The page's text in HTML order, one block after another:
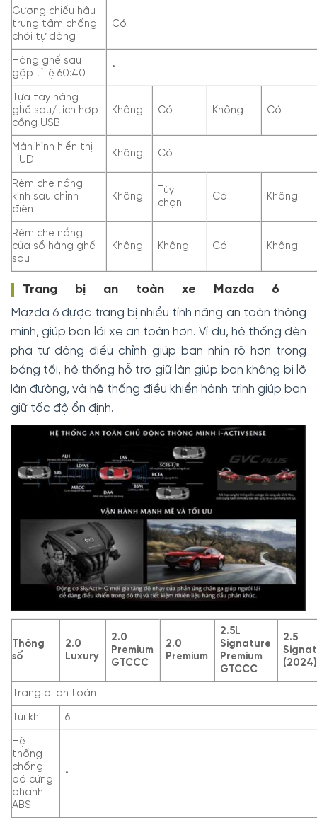
Gương chiếu hậu
trung tâm chống
chói tự động
Có
Hàng ghế sau
gập tỉ lệ 60:40
•
Tựa tay hàng
ghế sau/tích hợp
cổng USB
Không Có Không Có
Màn hình hiển thị
HUD
Không Có
Rèm che nắng
kính sau chỉnh
điện
Không
Tùy
chọn
Có Không
Rèm che nắng
cửa sổ hàng ghế
sau
Không Không Có Không
Trang bị an toàn xe Mazda 6
Mazda 6 được trang bị nhiều tính năng an toàn thông
minh, giúp bạn lái xe an toàn hơn. Ví dụ, hệ thống đèn
pha tự động điều chỉnh giúp bạn nhìn rõ hơn trong
bóng tối, hệ thống hỗ trợ giữ làn giúp bạn không bị lỡ
làn đường, và hệ thống điều khiển hành trình giúp bạn
giữ tốc độ ổn định.
Thông
số
2.0
Luxury
2.0
Premium
GTCCC
2.0
Premium
2.5L
Signature
Premium
GTCCC
2.5
(2024)
Trang bị an toàn
Túi khí 6
Hệ
thống
chống
bó cứng
phanh
ABS
•